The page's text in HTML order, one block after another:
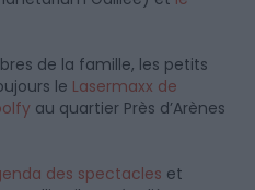
de la famille, les petits
le Lasermaxx de
au quartier Près d’Arènes
des spectacles et